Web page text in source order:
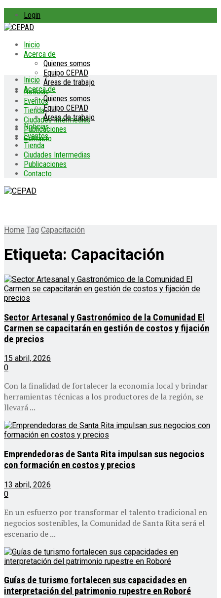
Login
Inicio
Acerca de
Quienes somos
Equipo CEPAD
Áreas de trabajo
Noticias
Eventos
Tienda
Ciudades Intermedias
Publicaciones
Contacto
Inicio
Acerca de
Quienes somos
Equipo CEPAD
Áreas de trabajo
Noticias
Eventos
Tienda
Ciudades Intermedias
Publicaciones
Contacto
Home Tag Capacitación
Etiqueta: Capacitación
Sector Artesanal y Gastronómico de la Comunidad El
Carmen se capacitarán en gestión de costos y fijación
de precios
15 abril, 2026
0
Con la finalidad de fortalecer la economía local y brindar
herramientas técnicas a los productores de la región, se
llevará ...
Emprendedoras de Santa Rita impulsan sus negocios
con formación en costos y precios
13 abril, 2026
0
En un esfuerzo por transformar el talento tradicional en
negocios sostenibles, la Comunidad de Santa Rita será el
escenario de ...
Guías de turismo fortalecen sus capacidades en
interpretación del patrimonio rupestre en Roboré